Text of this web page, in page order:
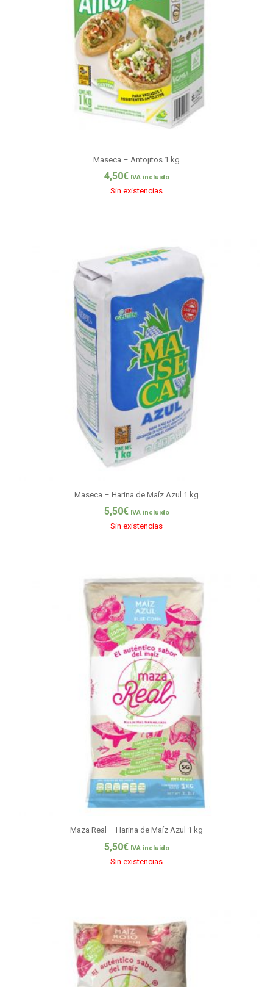
Maseca – Antojitos 1 kg
4,50€ IVA incluido
Sin existencias
Maseca – Harina de Maíz Azul 1 kg
5,50€ IVA incluido
Sin existencias
Maza Real – Harina de Maíz Azul 1 kg
5,50€ IVA incluido
Sin existencias